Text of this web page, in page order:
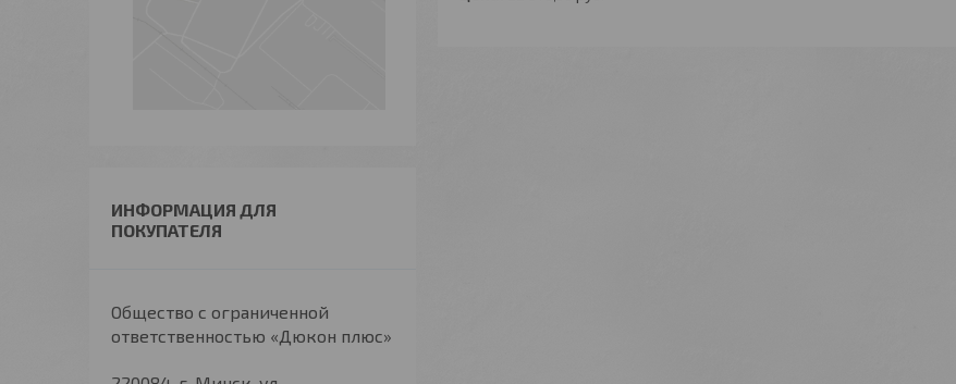
ИНФОРМАЦИЯ ДЛЯ
ПОКУПАТЕЛЯ
Общество с ограниченной
ответственностью «Дюкон плюс»